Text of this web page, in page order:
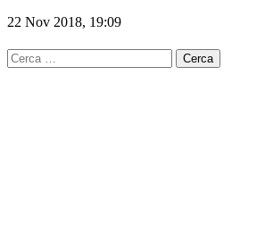
22 Nov 2018, 19:09
Ricerca
per: